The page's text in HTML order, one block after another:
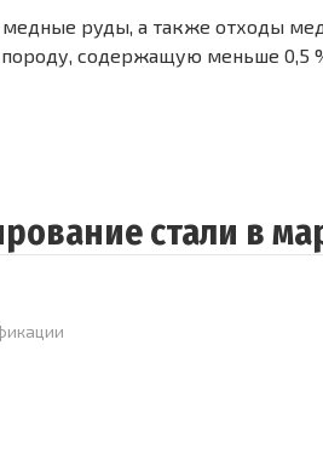
руды, а также отходы
содержащую меньше 0,5
стали в